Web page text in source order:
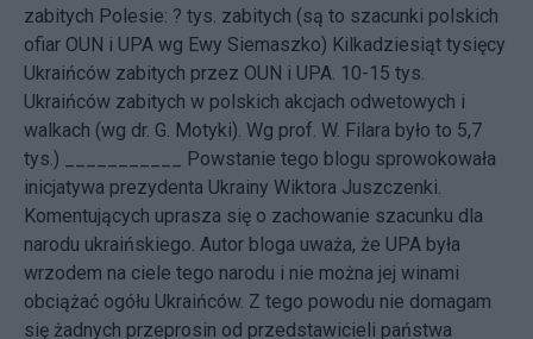
zabitych Polesie: ? tys. zabitych (są to szacunki polskich
ofiar OUN i UPA wg Ewy Siemaszko) Kilkadziesiąt tysięcy
Ukraińców zabitych przez OUN i UPA. 10-15 tys.
Ukraińców zabitych w polskich akcjach odwetowych i
walkach (wg dr. G. Motyki). Wg prof. W. Filara było to 5,7
tys.) ___________ Powstanie tego blogu sprowokowała
inicjatywa prezydenta Ukrainy Wiktora Juszczenki.
Komentujących uprasza się o zachowanie szacunku dla
narodu ukraińskiego. Autor bloga uważa, że UPA była
wrzodem na ciele tego narodu i nie można jej winami
obciążać ogółu Ukraińców. Z tego powodu nie domagam
się żadnych przeprosin od przedstawicieli państwa